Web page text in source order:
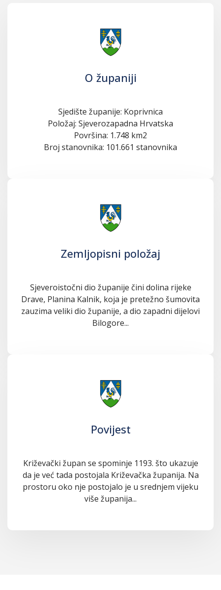
O županiji
Sjedište županije: Koprivnica
Položaj: Sjeverozapadna Hrvatska
Površina: 1.748 km2
Broj stanovnika: 101.661 stanovnika
Zemljopisni položaj
Sjeveroistočni dio županije čini dolina rijeke
Drave, Planina Kalnik, koja je pretežno šumovita
zauzima veliki dio županije, a dio zapadni dijelovi
Bilogore...
Povijest
Križevački župan se spominje 1193. što ukazuje
da je već tada postojala Križevačka županija. Na
prostoru oko nje postojalo je u srednjem vijeku
više županija...